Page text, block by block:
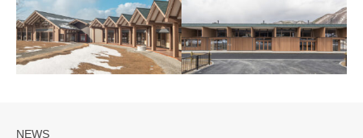
震災の土地を再生する
日本大学工学部ロハス工
学センター棟 ロハスの森
「ホール」
NEWS